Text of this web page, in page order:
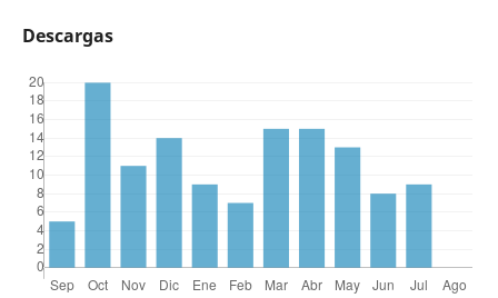
Descargas